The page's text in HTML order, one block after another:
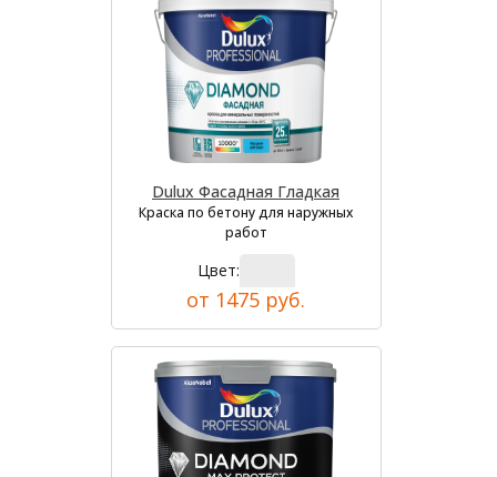
Dulux Фасадная Гладкая
Краска по бетону для наружных
работ
Цвет:
от 1475 руб.